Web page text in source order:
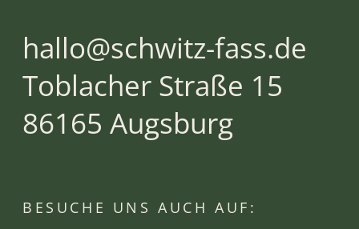
hallo@schwitz-fass.de
Toblacher Straße 15
86165 Augsburg
BESUCHE UNS AUCH AUF: